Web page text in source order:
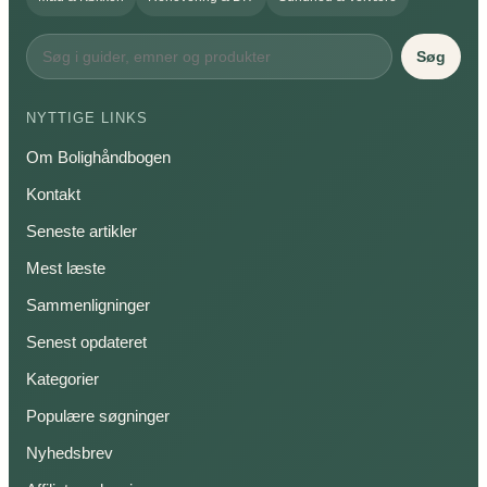
Søg
NYTTIGE LINKS
Om Bolighåndbogen
Kontakt
Seneste artikler
Mest læste
Sammenligninger
Senest opdateret
Kategorier
Populære søgninger
Nyhedsbrev